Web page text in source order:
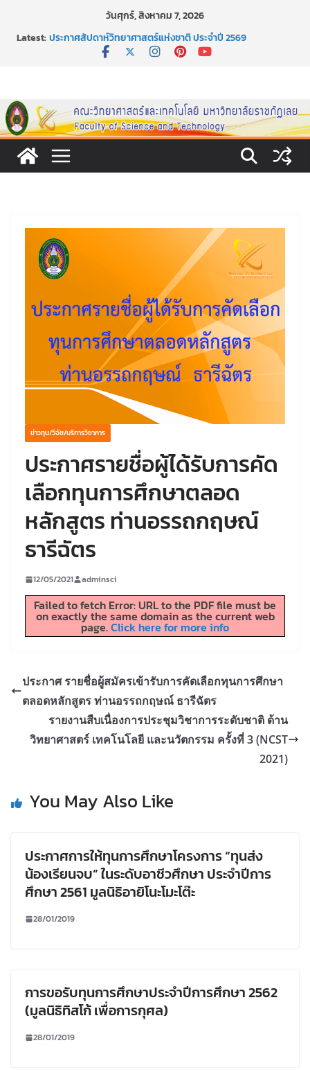
วันศุกร์, สิงหาคม 7, 2026
Latest:ประกาศสัปดาห์วิทยาศาสตร์แห่งชาติ ประจำปี 2569
กิจกรรมการให้บริการคำปรึกษาและการมีส่วนร่วมในการดำเนิน
หลักเกณฑ์และวิธีการได้มาซึ่งนายกสโมสรนักศึกษาคณะ
วิทยาศาสตร์และเทคโนโลยี ภาคปกติ ประจำปีการศึกษา 2569
ขอเชิญชวนประชาชนทุกคน ร่วมลงนามออนไลน์ “ลด ละ เลิก
เหล้า” ประจำปี พ.ศ. 2569
ข่าวทุน/วิจัย/บริการวิชาการ
ประกาศรายชื่อผู้ได้รับการคัด
เลือกทุนการศึกษาตลอด
หลักสูตร ท่านอรรถกฤษณ์
ธารีฉัตร
12/05/2021 adminsci
Failed to fetch Error: URL to the PDF file must be
on exactly the same domain as the current web
page.Click here for more info
ประกาศ รายชื่อผู้สมัครเข้ารับการคัดเลือกทุนการศึกษา
ตลอดหลักสูตร ท่านอรรถกฤษณ์ ธารีฉัตร
รายงานสืบเนื่องการประชุมวิชาการระดับชาติ ด้าน
วิทยาศาสตร์ เทคโนโลยี และนวัตกรรม ครั้งที่ 3 (NCST
2021)
You May Also Like
ประกาศการให้ทุนการศึกษาโครงการ “ทุนส่ง
น้องเรียนจบ” ในระดับอาชีวศึกษา ประจำปีการ
ศึกษา 2561 มูลนิธิอายิโนะโมะโต๊ะ
28/01/2019
การขอรับทุนการศึกษาประจำปีการศึกษา 2562
(มูลนิธิทิสโก้ เพื่อการกุศล)
28/01/2019